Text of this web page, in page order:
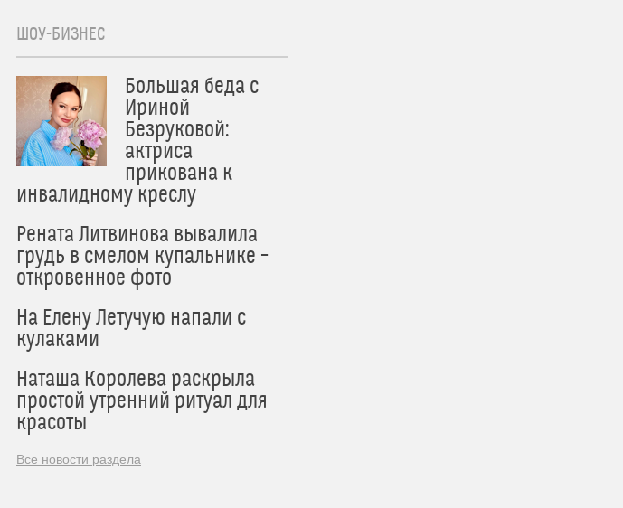
ШОУ-БИЗНЕС
Большая беда с
Ириной
Безруковой:
актриса
прикована к
инвалидному креслу
Рената Литвинова вывалила
грудь в смелом купальнике –
откровенное фото
На Елену Летучую напали с
кулаками
Наташа Королева раскрыла
простой утренний ритуал для
красоты
Все новости раздела